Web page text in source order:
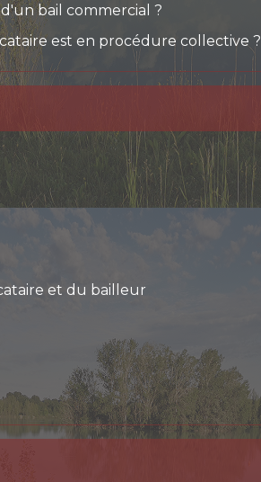
bail commercial ?
est en procédure collective ?
et du bailleur